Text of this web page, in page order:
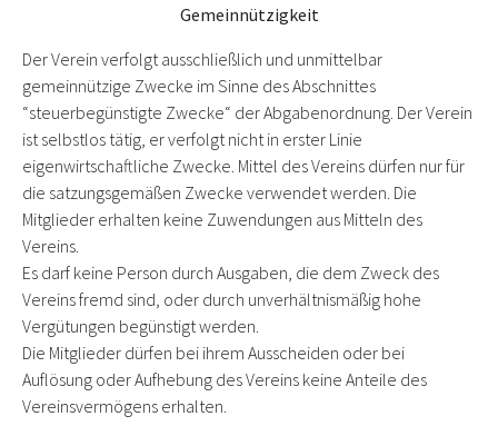
Gemeinnützigkeit
Der Verein verfolgt ausschließlich und unmittelbar
gemeinnützige Zwecke im Sinne des Abschnittes
“steuerbegünstigte Zwecke“ der Abgabenordnung. Der Verein
ist selbstlos tätig, er verfolgt nicht in erster Linie
eigenwirtschaftliche Zwecke. Mittel des Vereins dürfen nur für
die satzungsgemäßen Zwecke verwendet werden. Die
Mitglieder erhalten keine Zuwendungen aus Mitteln des
Vereins.
Es darf keine Person durch Ausgaben, die dem Zweck des
Vereins fremd sind, oder durch unverhältnismäßig hohe
Vergütungen begünstigt werden.
Die Mitglieder dürfen bei ihrem Ausscheiden oder bei
Auflösung oder Aufhebung des Vereins keine Anteile des
Vereinsvermögens erhalten.